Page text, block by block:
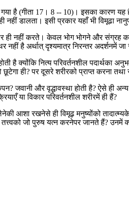
है (गीता 17। 8 -- 10)। इसका कारण
डालता। इसी प्रकार यहाँ भी विमूढा
ही नहीं करते। केवल भोग भोगने और संग्रह
है अर्थात् दृश्यमात्र निरन्तर अदर्शनमें जा
है क्योंकि नित्य परिवर्तनशील पदार्थका
ही? पर दूसरे शरीरको प्राप्त करना तथा
और वृद्धावस्था होती है? ऐसे ही अन्य
या विकार परिवर्तनशील शरीरमें ही हैं?
आशा रखनेसे ही विमूढ़ मनुष्योंको
जो पुरुष यत्न करनेपर जानते हैं? उनमें